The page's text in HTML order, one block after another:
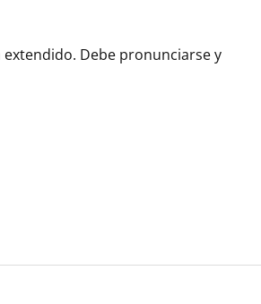
Debe pronunciarse y